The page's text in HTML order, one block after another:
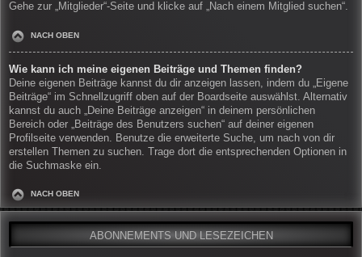
Gehe zur „Mitglieder“-Seite und klicke auf „Nach einem Mitglied suchen“.
NACH OBEN
Wie kann ich meine eigenen Beiträge und Themen finden?
Deine eigenen Beiträge kannst du dir anzeigen lassen, indem du „Eigene
Beiträge“ im Schnellzugriff oben auf der Boardseite auswählst. Alternativ
kannst du auch „Deine Beiträge anzeigen“ in deinem persönlichen
Bereich oder „Beiträge des Benutzers suchen“ auf deiner eigenen
Profilseite verwenden. Benutze die erweiterte Suche, um nach von dir
erstellen Themen zu suchen. Trage dort die entsprechenden Optionen in
die Suchmaske ein.
NACH OBEN
ABONNEMENTS UND LESEZEICHEN